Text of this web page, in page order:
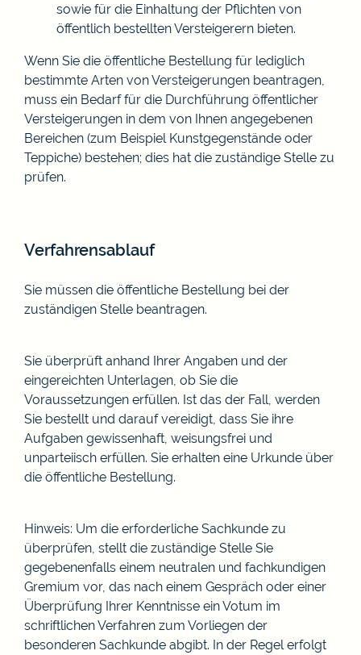
sowie für die Einhaltung der Pflichten von
öffentlich bestellten Versteigerern bieten.
Wenn Sie die öffentliche Bestellung für lediglich
bestimmte Arten von Versteigerungen beantragen,
muss ein Bedarf für die Durchführung öffentlicher
Versteigerungen in dem von Ihnen angegebenen
Bereichen (zum Beispiel Kunstgegenstände oder
Teppiche) bestehen; dies hat die zuständige Stelle zu
prüfen.
Verfahrensablauf
Sie müssen die öffentliche Bestellung bei der
zuständigen Stelle beantragen.
Sie überprüft anhand Ihrer Angaben und der
eingereichten Unterlagen, ob Sie die
Voraussetzungen erfüllen. Ist das der Fall, werden
Sie bestellt und darauf vereidigt, dass Sie ihre
Aufgaben gewissenhaft, weisungsfrei und
unparteiisch erfüllen. Sie erhalten eine Urkunde über
die öffentliche Bestellung.
Hinweis: Um die erforderliche Sachkunde zu
überprüfen, stellt die zuständige Stelle Sie
gegebenenfalls einem neutralen und fachkundigen
Gremium vor, das nach einem Gespräch oder einer
Überprüfung Ihrer Kenntnisse ein Votum im
schriftlichen Verfahren zum Vorliegen der
besonderen Sachkunde abgibt. In der Regel erfolgt